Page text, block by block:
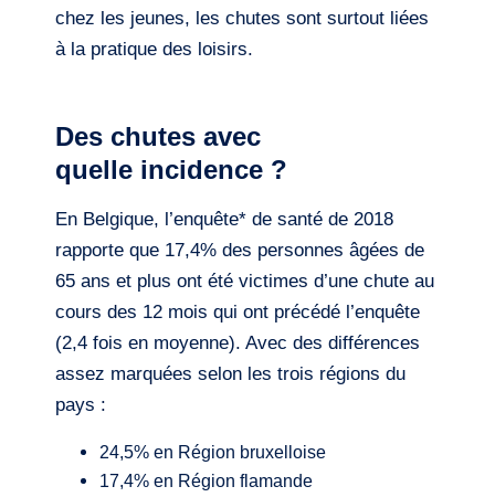
chez les jeunes, les chutes sont surtout liées
à la pratique des loisirs.
Des chutes avec
quelle incidence ?
En Belgique, l’enquête* de santé de 2018
rapporte que 17,4% des personnes âgées de
65 ans et plus ont été victimes d’une chute au
cours des 12 mois qui ont précédé l’enquête
(2,4 fois en moyenne). Avec des différences
assez marquées selon les trois régions du
pays :
24,5% en Région bruxelloise
17,4% en Région flamande